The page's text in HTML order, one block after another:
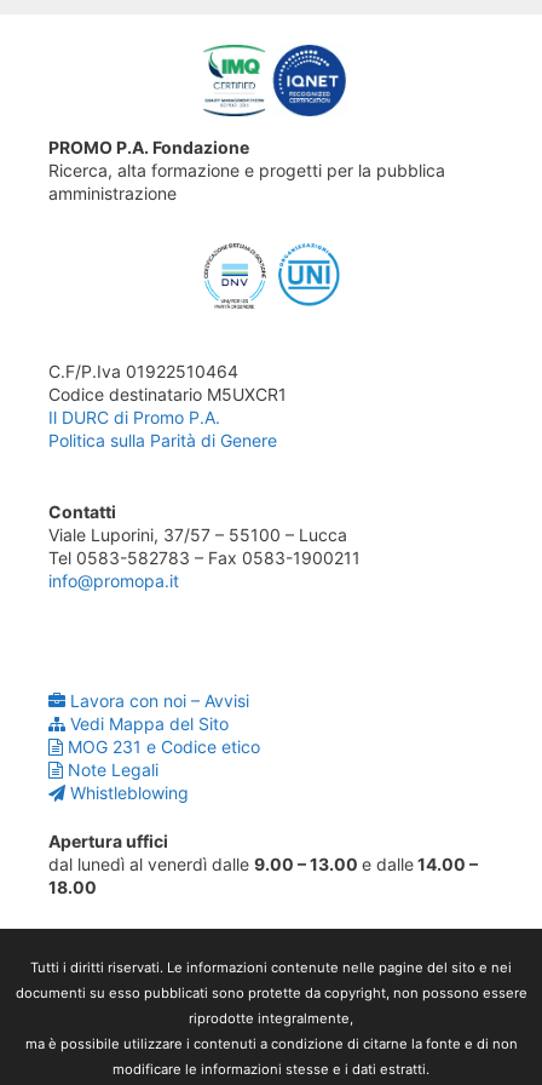
PROMO P.A. Fondazione
Ricerca, alta formazione e progetti per la pubblica
amministrazione
C.F/P.Iva 01922510464
Codice destinatario M5UXCR1
Il DURC di Promo P.A.
Politica sulla Parità di Genere
Contatti
Viale Luporini, 37/57 – 55100 – Lucca
Tel 0583-582783 – Fax 0583-1900211
info@promopa.it
Lavora con noi – Avvisi
Vedi Mappa del Sito
MOG 231 e Codice etico
Note Legali
Whistleblowing
Apertura uffici
dal lunedì al venerdì dalle 9.00 – 13.00 e dalle14.00 –
18.00
Tutti i diritti riservati. Le informazioni contenute nelle pagine del sito e nei
documenti su esso pubblicati sono protette da copyright, non possono essere
riprodotte integralmente,
ma è possibile utilizzare i contenuti a condizione di citarne la fonte e di non
modificare le informazioni stesse e i dati estratti.